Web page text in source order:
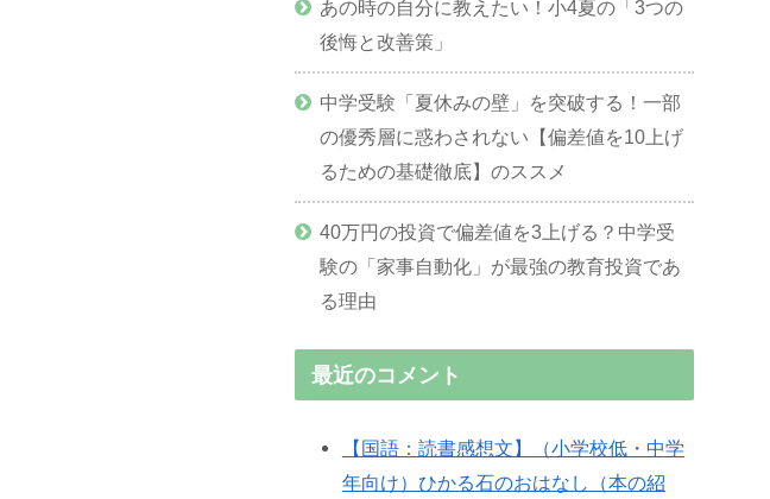
あの時の自分に教えたい！小4夏の「3つの
後悔と改善策」
中学受験「夏休みの壁」を突破する！一部
の優秀層に惑わされない【偏差値を10上げ
るための基礎徹底】のススメ
40万円の投資で偏差値を3上げる？中学受
験の「家事自動化」が最強の教育投資であ
る理由
最近のコメント
【国語：読書感想文】（小学校低・中学
年向け）ひかる石のおはなし（本の紹